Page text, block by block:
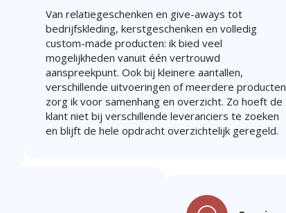
Van relatiegeschenken en give-aways tot
bedrijfskleding, kerstgeschenken en volledig
custom-made producten: ik bied veel
mogelijkheden vanuit één vertrouwd
aanspreekpunt. Ook bij kleinere aantallen,
verschillende uitvoeringen of meerdere producten
zorg ik voor samenhang en overzicht. Zo hoeft de
klant niet bij verschillende leveranciers te zoeken
en blijft de hele opdracht overzichtelijk geregeld.